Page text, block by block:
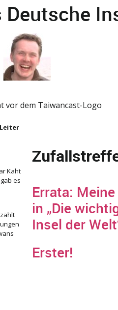
Kaht
es
Errata:
in „Die
Insel der
Erster!